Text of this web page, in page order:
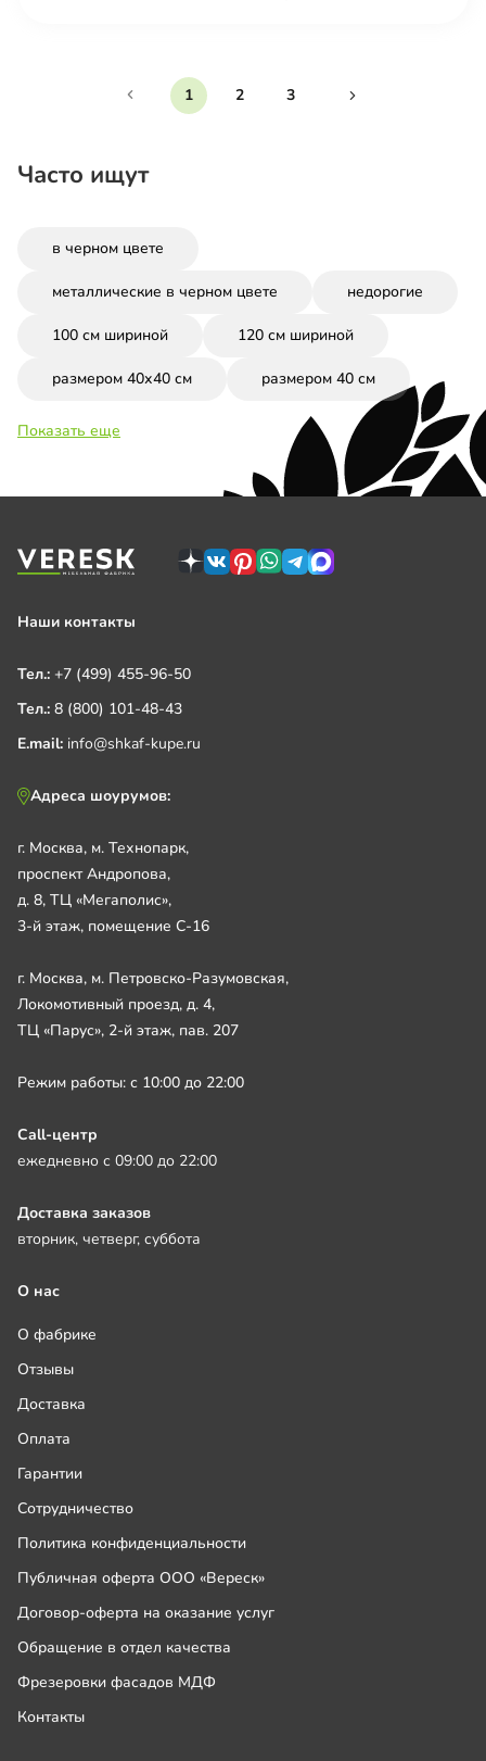
1 2 3
Часто ищут
в черном цвете
металлические в черном цвете недорогие
100 см шириной 120 см шириной
размером 40х40 см размером 40 см
Показать еще
Наши контакты
Тел.: +7 (499) 455-96-50
Тел.: 8 (800) 101-48-43
E.mail: info@shkaf-kupe.ru
Адреса шоурумов:
г. Москва, м. Технопарк,
проспект Андропова,
д. 8, ТЦ «Мегаполис»,
3-й этаж, помещение С-16
г. Москва, м. Петровско-Разумовская,
Локомотивный проезд, д. 4,
ТЦ «Парус», 2-й этаж, пав. 207
Режим работы: с 10:00 до 22:00
Call-центр
ежедневно с 09:00 до 22:00
Доставка заказов
вторник, четверг, суббота
О нас
О фабрике
Отзывы
Доставка
Оплата
Гарантии
Сотрудничество
Политика конфиденциальности
Публичная оферта ООО «Вереск»
Договор-оферта на оказание услуг
Обращение в отдел качества
Фрезеровки фасадов МДФ
Контакты